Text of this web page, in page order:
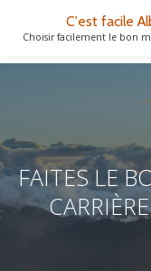
au
C'est facile
Choisir facilement le bon
FAITES LE